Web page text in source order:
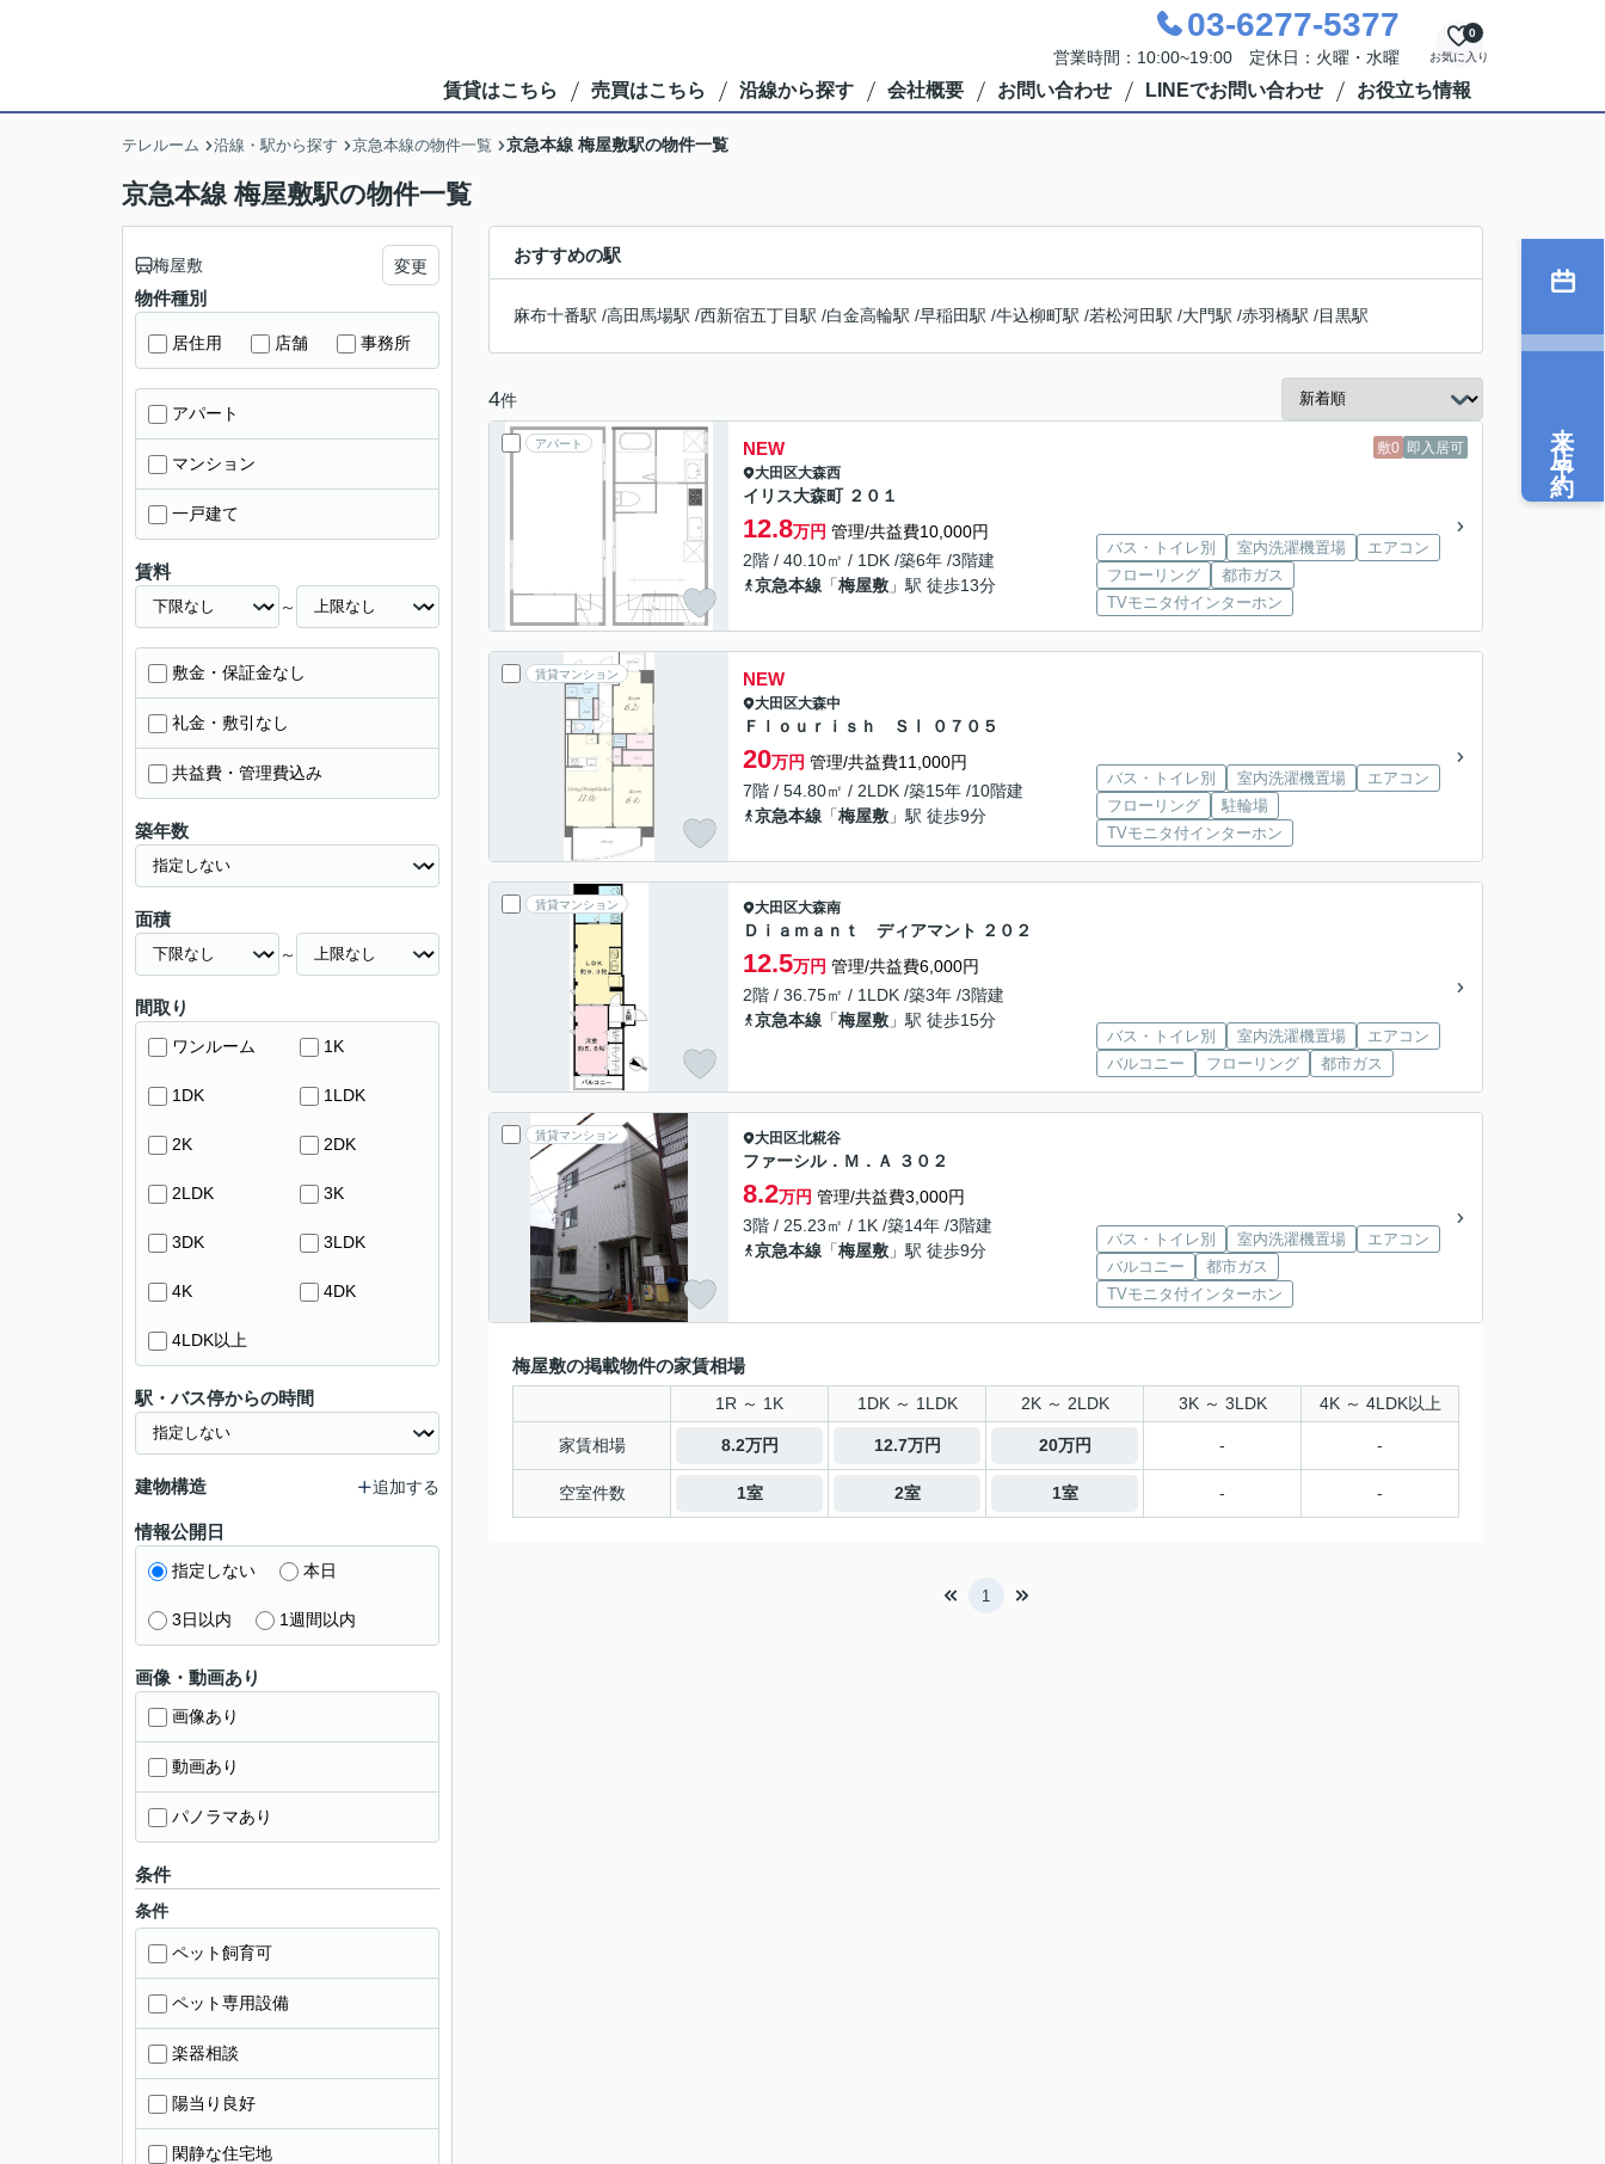
03-6277-5377
営業時間：10:00~19:00 定休日：火曜・水曜 お気に入り
0
賃貸はこちら 売買はこちら 沿線から探す 会社概要 お問い合わせ LINEでお問い合わせ お役立ち情報
テレルーム 沿線・駅から探す 京急本線の物件一覧 京急本線 梅屋敷駅の物件一覧
京急本線 梅屋敷駅の物件一覧
おすすめの駅
麻布十番駅 /高田馬場駅 /西新宿五丁目駅 /白金高輪駅 /早稲田駅 /牛込柳町駅 /若松河田駅 /大門駅 /赤羽橋駅 /目黒駅
4件
アパート 敷0 即入居可
NEW
大田区大森西
イリス大森町 ２０１
12.8万円 管理/共益費10,000円
2階 / 40.10㎡ / 1DK /築6年 /3階建
京急本線 「梅屋敷 」駅 徒歩13分
バス・トイレ別 室内洗濯機置場
エアコン
フローリング
都市ガス
TVモニタ付インターホン
賃貸マンション NEW
大田区大森中
Ｆｌｏｕｒｉｓｈ ＳⅠ ０７０５
20万円 管理/共益費11,000円
7階 / 54.80㎡ / 2LDK /築15年 /10階建
京急本線 「梅屋敷 」駅 徒歩9分
バス・トイレ別 室内洗濯機置場
エアコン
フローリング
駐輪場
TVモニタ付インターホン
賃貸マンション 大田区大森南
Ｄｉａｍａｎｔ ディアマント ２０２
12.5万円 管理/共益費6,000円
2階 / 36.75㎡ / 1LDK /築3年 /3階建
京急本線 「梅屋敷 」駅 徒歩15分
バス・トイレ別 室内洗濯機置場
エアコン
バルコニー
フローリング 都市ガス
賃貸マンション 大田区北糀谷
ファーシル．Ｍ．Ａ ３０２
8.2万円 管理/共益費3,000円
3階 / 25.23㎡ / 1K /築14年 /3階建
京急本線 「梅屋敷 」駅 徒歩9分
バス・トイレ別 室内洗濯機置場
エアコン
バルコニー
都市ガス
TVモニタ付インターホン
梅屋敷の掲載物件の家賃相場
1R ～ 1K 1DK ～ 1LDK 2K ～ 2LDK 3K ～ 3LDK 4K ～ 4LDK以上
家賃相場 8.2万円 12.7万円 20万円 - -
空室件数 1室 2室 1室 - -
1
梅屋敷 変更
物件種別
居住用 店舗 事務所
アパート
マンション
一戸建て
賃料
～
敷金・保証金なし
礼金・敷引なし
共益費・管理費込み
築年数
面積
～
間取り
ワンルーム 1K
1DK 1LDK
2K 2DK
2LDK 3K
3DK 3LDK
4K 4DK
4LDK以上
駅・バス停からの時間
建物構造 追加する
情報公開日
指定しない 本日
3日以内 1週間以内
画像・動画あり
画像あり
動画あり
パノラマあり
条件
条件
ペット飼育可
ペット専用設備
楽器相談
陽当り良好
閑静な住宅地
来店予約